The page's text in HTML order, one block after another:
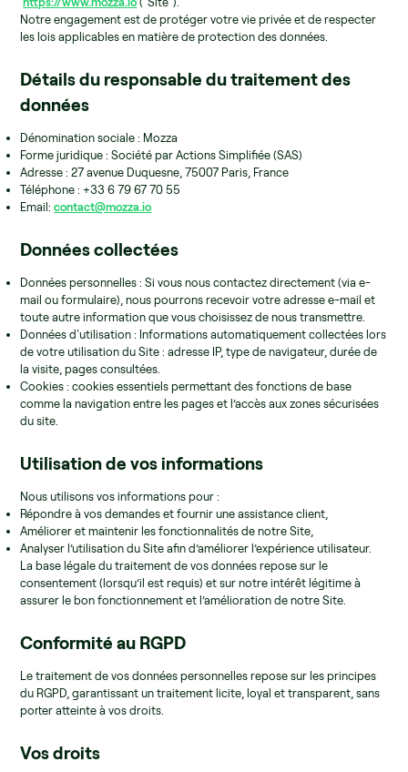
Notre engagement est de protéger votre vie privée et de respecter
les lois applicables en matière de protection des données.
Détails du responsable du traitement des
données
Dénomination sociale : Mozza
Forme juridique : Société par Actions Simplifiée (SAS)
Adresse : 27 avenue Duquesne, 75007 Paris, France
Téléphone : +33 6 79 67 70 55
Email:contact@mozza.io
Données collectées
Données personnelles : Si vous nous contactez directement (via e-
mail ou formulaire), nous pourrons recevoir votre adresse e-mail et
toute autre information que vous choisissez de nous transmettre.
Données d'utilisation : Informations automatiquement collectées lors
de votre utilisation du Site : adresse IP, type de navigateur, durée de
la visite, pages consultées.
Cookies : cookies essentiels permettant des fonctions de base
comme la navigation entre les pages et l’accès aux zones sécurisées
du site.
Utilisation de vos informations
Nous utilisons vos informations pour :
Répondre à vos demandes et fournir une assistance client,
Améliorer et maintenir les fonctionnalités de notre Site,
Analyser l’utilisation du Site afin d’améliorer l’expérience utilisateur.
La base légale du traitement de vos données repose sur le
consentement (lorsqu’il est requis) et sur notre intérêt légitime à
assurer le bon fonctionnement et l’amélioration de notre Site.
Conformité au RGPD
Le traitement de vos données personnelles repose sur les principes
du RGPD, garantissant un traitement licite, loyal et transparent, sans
porter atteinte à vos droits.
Vos droits